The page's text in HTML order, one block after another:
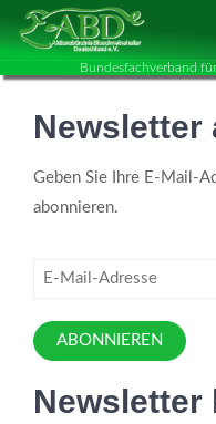
Bundesfachverband
Newsletter
Geben Sie Ihre E-Mail-
abonnieren.
ABONNIEREN
Newsletter